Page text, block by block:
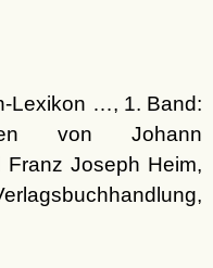
Lexikon …, 1. Band:
von Johann
Franz Joseph Heim,